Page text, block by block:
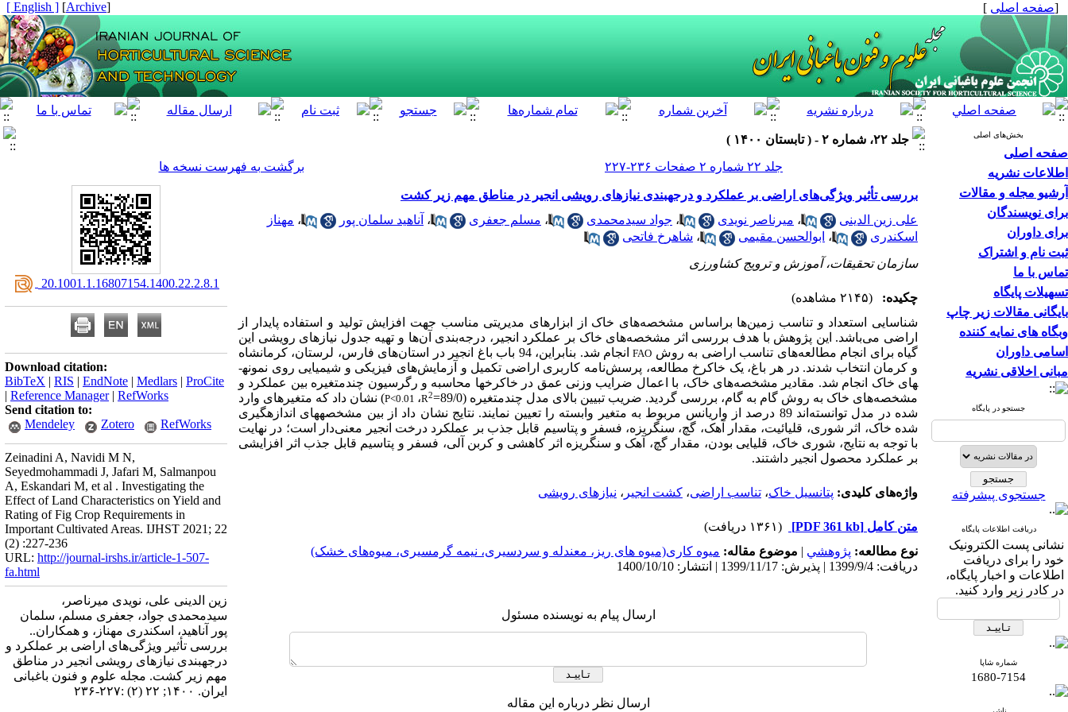
[صفحه اصلی ]
[
Archive
]
[ English ]
بخش‌های اصلی
صفحه اصلی
اطلاعات نشریه
آرشیو مجله و مقالات
برای نویسندگان
برای داوران
ثبت نام و اشتراک
تماس با ما
تسهیلات پایگاه
بایگانی مقالات زیر چاپ
وبگاه های نمایه کننده
اسامی داوران
مبانی اخلاقی نشریه
جستجو در پایگاه
جستجوی پیشرفته
دریافت اطلاعات پایگاه
نشانی پست الکترونیک
خود را برای دریافت
اطلاعات و اخبار پایگاه،
در کادر زیر وارد کنید.
شماره شاپا
1680-7154
جلد ۲۲، شماره ۲ - ( تابستان ۱۴۰۰ )
جلد ۲۲ شماره ۲ صفحات ۲۳۶-۲۲۷
برگشت به فهرست نسخه ها
بررسی تأثیر ویژگی‌های اراضی بر عملکرد و درجه‎بندی نیازهای رویشی انجیر در مناطق مهم زیر کشت
علی زین الدینی
، میرناصر نویدی ، جواد سیدمحمدی ، مسلم جعفری ، آناهید سلمان پور ، مهناز
اسکندری
، ابوالحسن مقیمی ، شاهرخ فاتحی
سازمان تحقیقات، آموزش و ترویج کشاورزی
چکیده:
(۲۱۴۵ مشاهده)
شناسایی استعداد و تناسب زمین‌ها براساس مشخصههای خاک از ابزارهای مدیریتی مناسب جهت افزایش تولید و استفاده پایدار از
اراضی میباشد. این پژوهش با هدف بررسی اثر مشخصههای خاک بر عملکرد انجیر، درجهبندی آنها و تهیه جدول نیازهای رویشی این
گیاه برای انجام مطالعه‌های تناسب اراضی به روش FAOانجام شد. بنابراین، 94 باب باغ انجیر در استان
های فارس، لرستان، کرمانشاه
و کرمان انتخاب شدند. در هر باغ، یک خاکرخ مطالعه، پرسشنامه کاربری اراضی تکمیل و آزمایشهای فیزیکی و شیمیایی روی نمونه­
های خاک انجام شد. مقادیر مشخصه
های خاک، با اعمال ضرایب وزنی عمق در خاکرخ‎ها محاسبه و رگرسیون چندمتغیره بین عملکرد و
مشخصههای خاک به روش گام به گام، بررسی گردید. ضریب تبیین بالای مدل چندمتغیره (89/0= R2 ، P<0.01) نشان داد که متغیرهای وارد
شده در مدل توانسته
اند 89 درصد از واریانس مربوط به متغیر وابسته را تعیین نمایند. نتایج نشان داد از بین مشخصه‎های اندازه­گیری
شده خاک، اثر شوری، قلیائیت، مقدار آهک، گچ، سنگریزه، فسفر و پتاسیم قابل جذب بر عملکرد درخت انجیر معنیدار است؛ در نهایت
با توجه به نتایج، شوری خاک، قلیایی بودن، مقدار گچ، آهک و سنگریزه اثر کاهشی و کربن آلی، فسفر و پتاسیم قابل جذب اثر افزایشی
بر عملکرد محصول انجیر داشتند.
واژه‌های کلیدی: پتانسیل خاک، تناسب اراضی، کشت انجیر ، نیازهای رویشی
متن کامل [PDF 361 kb]
(۱۳۶۱ دریافت)
نوع مطالعه: پژوهشي | موضوع مقاله: میوه کاری(میوه های ریز، معندله و سردسیری، نیمه گرمسیری، میوه‌های خشک)
دریافت: 1399/9/4 | پذیرش: 1399/11/17 | انتشار: 1400/10/10
ارسال پیام به نویسنده مسئول
ارسال نظر درباره این مقاله
‎ 20.1001.1.16807154.1400.22.2.8.1
Download citation:
BibTeX | RIS | EndNote | Medlars | ProCite
| Reference Manager| RefWorks
Send citation to:
Mendeley
Zotero RefWorks
Zeinadini A, Navidi M N,
Seyedmohammadi J, Jafari M, Salmanpou
A, Eskandari M, et al . Investigating the
Effect of Land Characteristics on Yield and
Rating of Fig Crop Requirements in
Important Cultivated Areas. IJHST 2021; 22
(2) :227-236
URL: http://journal-irshs.ir/article-1-507-
fa.html
زین الدینی علی، نویدی میرناصر،
سیدمحمدی جواد، جعفری مسلم، سلمان
پور آناهید، اسکندری مهناز، و همکاران..
بررسی تأثیر ویژگی‌های اراضی بر عملکرد و
درجه‎بندی نیازهای رویشی انجیر در مناطق
مهم زیر کشت. مجله علوم و فنون باغبانی
ایران. ۱۴۰۰; ۲۲ (۲) :۲۲۷-۲۳۶